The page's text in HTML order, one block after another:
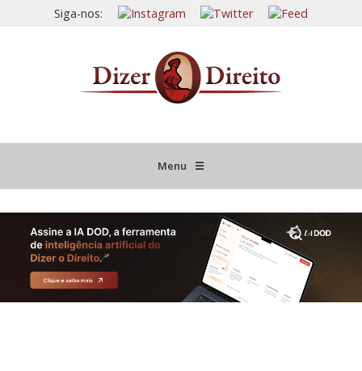
Siga-nos:
Menu ☰
JURISPRUDÊNCIA COMENTADA
INFORMATIVOS COMENTADOS